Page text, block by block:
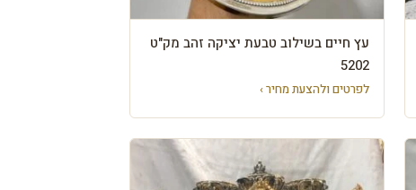
עץ חיים בשילוב טבעת יציקה זהב מק"ט
5202
לפרטים ולהצעת מחיר ›